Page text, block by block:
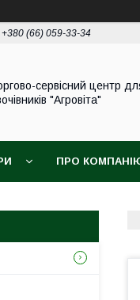
+380 (66) 059-33-34
сервісний центр
"Агровіта"
ПРО